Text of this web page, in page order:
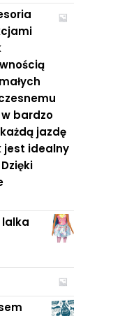
bardzo
jazdę
jest idealny